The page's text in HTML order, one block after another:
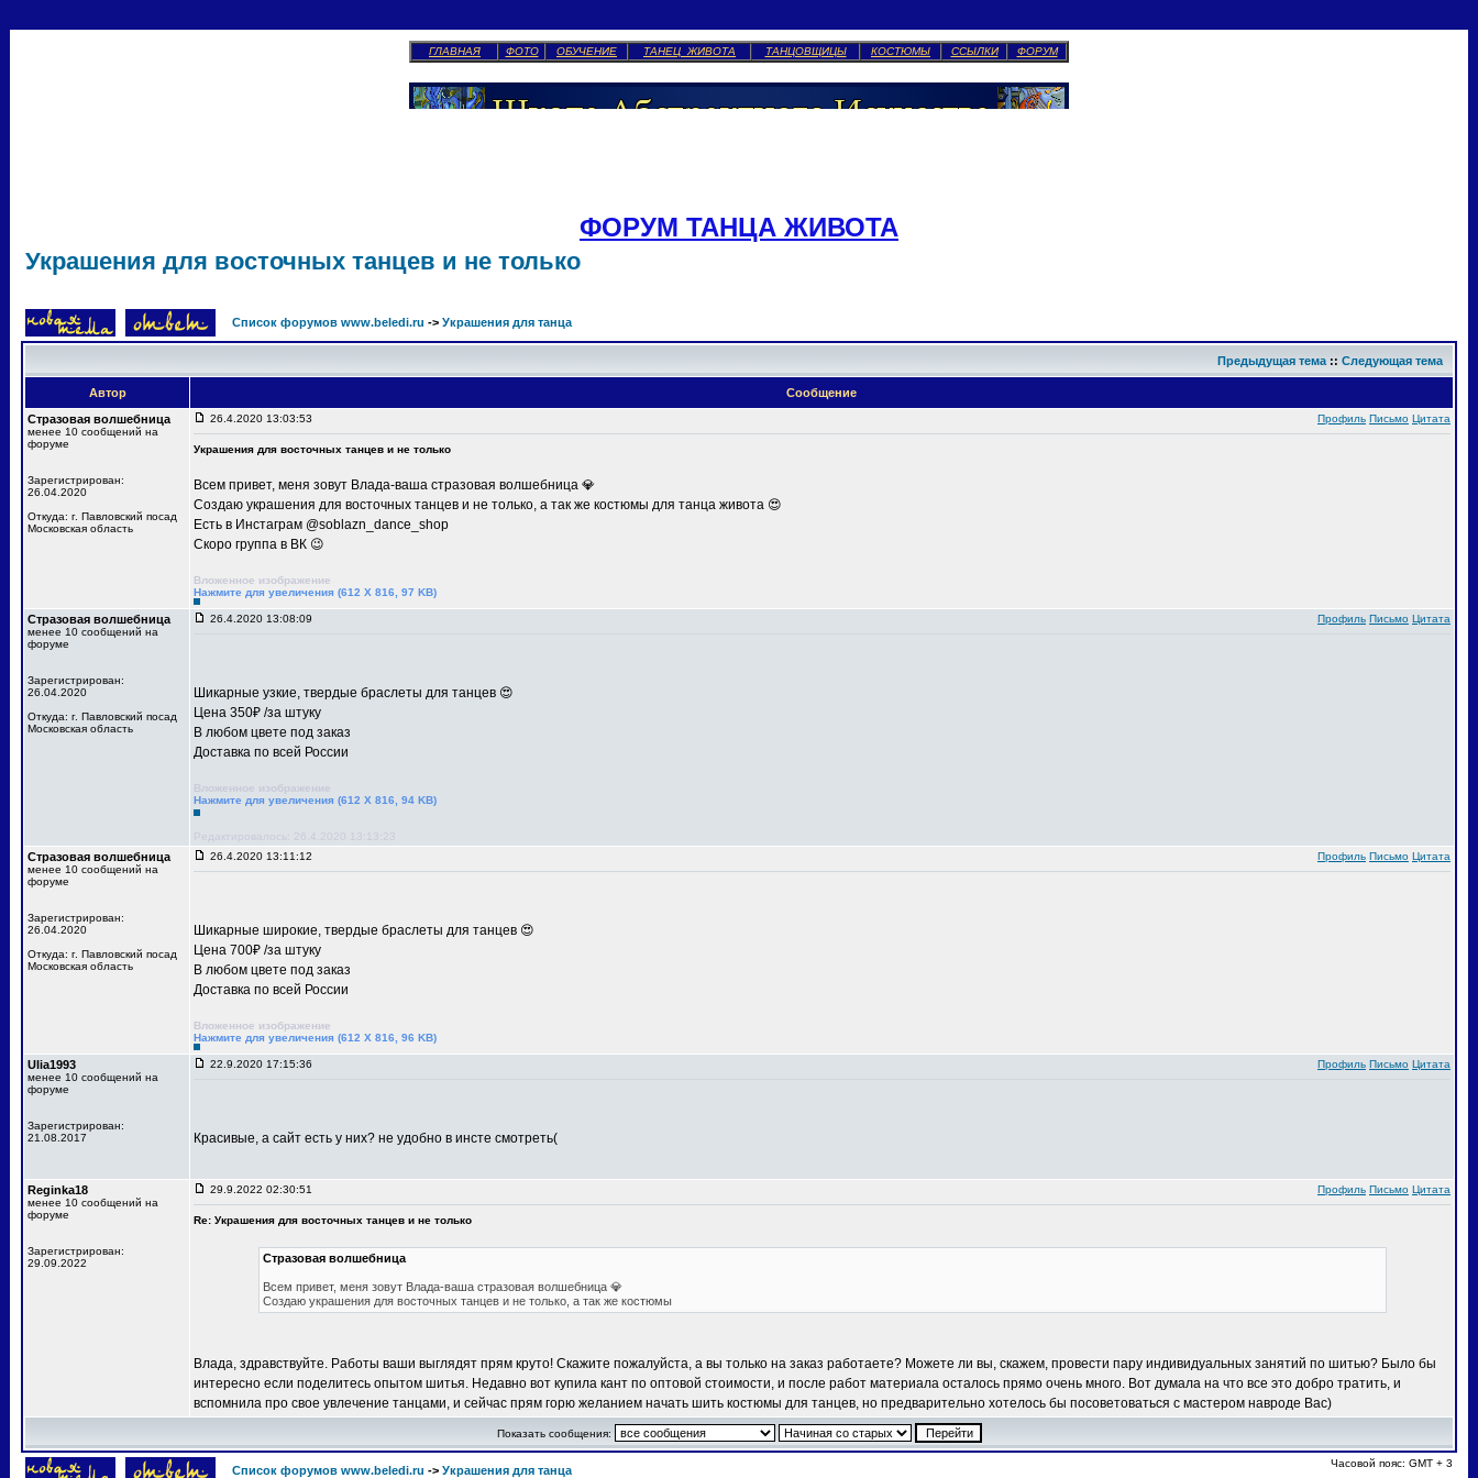
ГЛАВНАЯ ФОТО ОБУЧЕНИЕ ТАНЕЦ ЖИВОТА ТАНЦОВЩИЦЫ КОСТЮМЫ ССЫЛКИ ФОРУМ
ФОРУМ ТАНЦА ЖИВОТА
Украшения для восточных танцев и не только
Список форумов www.beledi.ru -> Украшения для танца
Предыдущая тема :: Следующая тема
Автор
Сообщение
Стразовая волшебница
менее 10 сообщений на
форуме
Зарегистрирован:
26.04.2020
Откуда: г. Павловский посад
Московская область
26.4.2020 13:03:53 Профиль Письмо Цитата
Украшения для восточных танцев и не только
Всем привет, меня зовут Влада-ваша стразовая волшебница 💎
Создаю украшения для восточных танцев и не только, а так же костюмы для танца живота 😍
Есть в Инстаграм @soblazn_dance_shop
Скоро группа в ВК 😉
Вложенное изображение
Нажмите для увеличения (612 X 816, 97 KB)
Стразовая волшебница
менее 10 сообщений на
форуме
Зарегистрирован:
26.04.2020
Откуда: г. Павловский посад
Московская область
26.4.2020 13:08:09 Профиль Письмо Цитата
Шикарные узкие, твердые браслеты для танцев 😍
Цена 350₽ /за штуку
В любом цвете под заказ
Доставка по всей России
Вложенное изображение
Нажмите для увеличения (612 X 816, 94 KB)
Редактировалось: 26.4.2020 13:13:23
Стразовая волшебница
менее 10 сообщений на
форуме
Зарегистрирован:
26.04.2020
Откуда: г. Павловский посад
Московская область
26.4.2020 13:11:12 Профиль Письмо Цитата
Шикарные широкие, твердые браслеты для танцев 😍
Цена 700₽ /за штуку
В любом цвете под заказ
Доставка по всей России
Вложенное изображение
Нажмите для увеличения (612 X 816, 96 KB)
Ulia1993
менее 10 сообщений на
форуме
Зарегистрирован:
21.08.2017
22.9.2020 17:15:36 Профиль Письмо Цитата
Красивые, а сайт есть у них? не удобно в инсте смотреть(
Reginka18
менее 10 сообщений на
форуме
Зарегистрирован:
29.09.2022
29.9.2022 02:30:51 Профиль Письмо Цитата
Re: Украшения для восточных танцев и не только
Стразовая волшебница
Всем привет, меня зовут Влада-ваша стразовая волшебница 💎
Создаю украшения для восточных танцев и не только, а так же костюмы
Влада, здравствуйте. Работы ваши выглядят прям круто! Скажите пожалуйста, а вы только на заказ работаете? Можете ли вы, скажем, провести пару индивидуальных занятий по шитью? Было бы
интересно если поделитесь опытом шитья. Недавно вот купила кант по оптовой стоимости, и после работ материала осталось прямо очень много. Вот думала на что все это добро тратить, и
вспомнила про свое увлечение танцами, и сейчас прям горю желанием начать шить костюмы для танцев, но предварительно хотелось бы посоветоваться с мастером навроде Вас)
Показать сообщения:
Список форумов www.beledi.ru -> Украшения для танца
Часовой пояс: GMT + 3